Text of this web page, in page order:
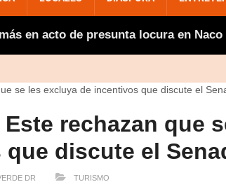
acto de presunta locura en Naco
rechazan que
discute el
DR TURISMO